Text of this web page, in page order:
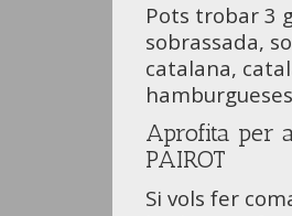
Pots trobar 3
sobrassada,
catalana,
Aprofita per
PAIROT
Si vols fer